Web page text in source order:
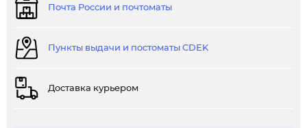
Почта России и почтоматы
Пункты выдачи и постоматы CDEK
Доставка курьером